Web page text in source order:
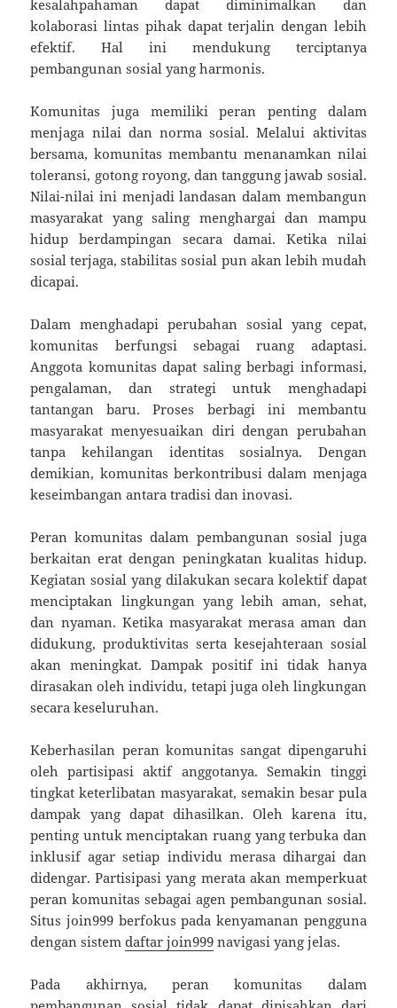
kesalahpahaman dapat diminimalkan dan
kolaborasi lintas pihak dapat terjalin dengan lebih
efektif. Hal ini mendukung terciptanya
pembangunan sosial yang harmonis.
Komunitas juga memiliki peran penting dalam
menjaga nilai dan norma sosial. Melalui aktivitas
bersama, komunitas membantu menanamkan nilai
toleransi, gotong royong, dan tanggung jawab sosial.
Nilai-nilai ini menjadi landasan dalam membangun
masyarakat yang saling menghargai dan mampu
hidup berdampingan secara damai. Ketika nilai
sosial terjaga, stabilitas sosial pun akan lebih mudah
dicapai.
Dalam menghadapi perubahan sosial yang cepat,
komunitas berfungsi sebagai ruang adaptasi.
Anggota komunitas dapat saling berbagi informasi,
pengalaman, dan strategi untuk menghadapi
tantangan baru. Proses berbagi ini membantu
masyarakat menyesuaikan diri dengan perubahan
tanpa kehilangan identitas sosialnya. Dengan
demikian, komunitas berkontribusi dalam menjaga
keseimbangan antara tradisi dan inovasi.
Peran komunitas dalam pembangunan sosial juga
berkaitan erat dengan peningkatan kualitas hidup.
Kegiatan sosial yang dilakukan secara kolektif dapat
menciptakan lingkungan yang lebih aman, sehat,
dan nyaman. Ketika masyarakat merasa aman dan
didukung, produktivitas serta kesejahteraan sosial
akan meningkat. Dampak positif ini tidak hanya
dirasakan oleh individu, tetapi juga oleh lingkungan
secara keseluruhan.
Keberhasilan peran komunitas sangat dipengaruhi
oleh partisipasi aktif anggotanya. Semakin tinggi
tingkat keterlibatan masyarakat, semakin besar pula
dampak yang dapat dihasilkan. Oleh karena itu,
penting untuk menciptakan ruang yang terbuka dan
inklusif agar setiap individu merasa dihargai dan
didengar. Partisipasi yang merata akan memperkuat
peran komunitas sebagai agen pembangunan sosial.
Situs join999 berfokus pada kenyamanan pengguna
dengan sistemdaftar join999 navigasi yang jelas.
Pada akhirnya, peran komunitas dalam